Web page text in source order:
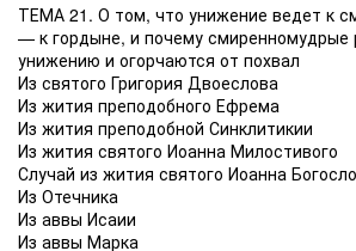
ТЕМА 21. О том, что унижение ведет к
— к гордыне, и почему смиренномудрые
унижению и огорчаются от похвал
Из святого Григория Двоеслова
Из жития преподобного Ефрема
Из жития преподобной Синклитикии
Из жития святого Иоанна Милостивого
Случай из жития святого Иоанна
Из Отечника
Из аввы Исаии
Из аввы Марка